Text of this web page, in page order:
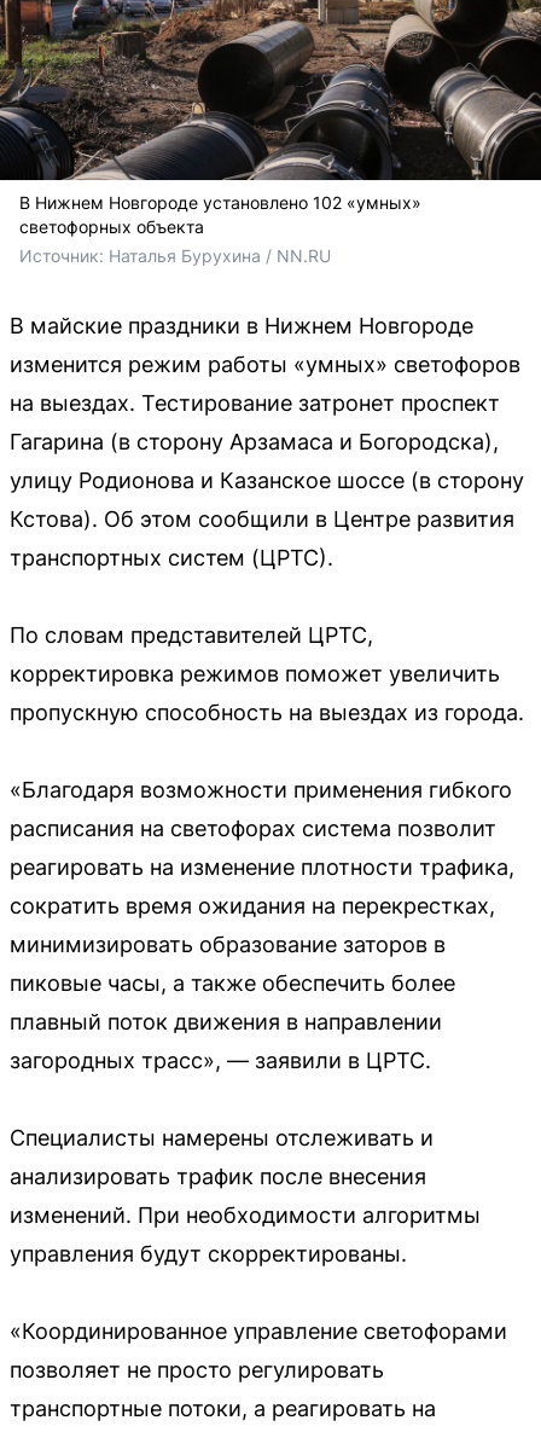
В Нижнем Новгороде установлено 102 «умных»
светофорных объекта
Источник: Наталья Бурухина / NN.RU
В майские праздники в Нижнем Новгороде
изменится режим работы «умных» светофоров
на выездах. Тестирование затронет проспект
Гагарина (в сторону Арзамаса и Богородска),
улицу Родионова и Казанское шоссе (в сторону
Кстова). Об этом сообщили в Центре развития
транспортных систем (ЦРТС).
По словам представителей ЦРТС,
корректировка режимов поможет увеличить
пропускную способность на выездах из города.
«Благодаря возможности применения гибкого
расписания на светофорах система позволит
реагировать на изменение плотности трафика,
сократить время ожидания на перекрестках,
минимизировать образование заторов в
пиковые часы, а также обеспечить более
плавный поток движения в направлении
загородных трасс», — заявили в ЦРТС.
Специалисты намерены отслеживать и
анализировать трафик после внесения
изменений. При необходимости алгоритмы
управления будут скорректированы.
«Координированное управление светофорами
позволяет не просто регулировать
транспортные потоки, а реагировать на